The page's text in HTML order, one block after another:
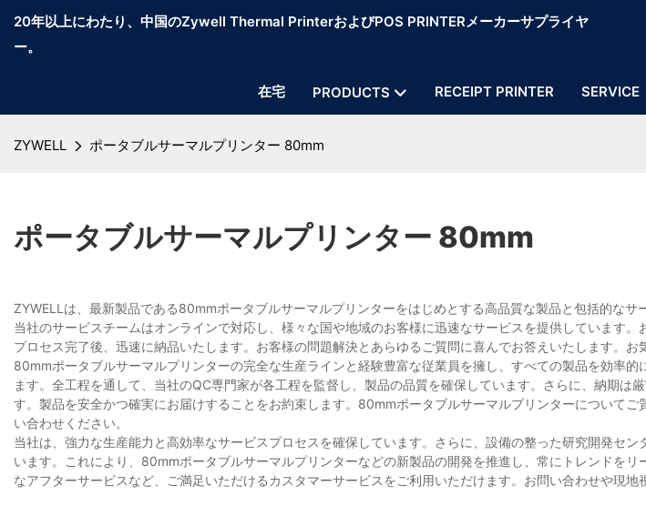
20年以上にわたり、中国のZywell Thermal PrinterおよびPOS PRINTERメーカーサプライヤ
ー。
在宅 PRODUCTS RECEIPT PRINTER SERVICE
ZYWELL ポータブルサーマルプリンター 80mm
ポータブルサーマルプリンター 80mm
ZYWELLは、最新製品である80mmポータブルサーマルプリンターをはじめとする高品質な製品と包括的なサ
当社のサービスチームはオンラインで対応し、様々な国や地域のお客様に迅速なサービスを提供しています
プロセス完了後、迅速に納品いたします。お客様の問題解決とあらゆるご質問に喜んでお答えいたします。お
80mmポータブルサーマルプリンターの完全な生産ラインと経験豊富な従業員を擁し、すべての製品を効率的
ます。全工程を通して、当社のQC専門家が各工程を監督し、製品の品質を確保しています。さらに、納期は
す。製品を安全かつ確実にお届けすることをお約束します。80mmポータブルサーマルプリンターについてご
い合わせください。
当社は、強力な生産能力と高効率なサービスプロセスを確保しています。さらに、設備の整った研究開発セ
います。これにより、80mmポータブルサーマルプリンターなどの新製品の開発を推進し、常にトレンドを
なアフターサービスなど、ご満足いただけるカスタマーサービスをご利用いただけます。お問い合わせや現地